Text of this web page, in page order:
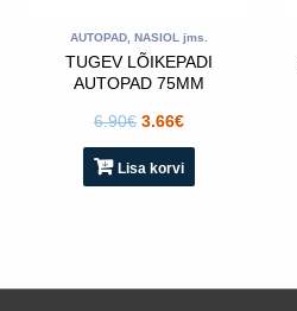
AUTOPAD, NASIOL jms.
TUGEV LÕIKEPADI
AUTOPAD 75MM
6.90€ 3.66€
Lisa korvi